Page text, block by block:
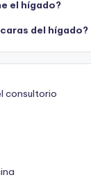
el hígado?
del hígado?
consultorio